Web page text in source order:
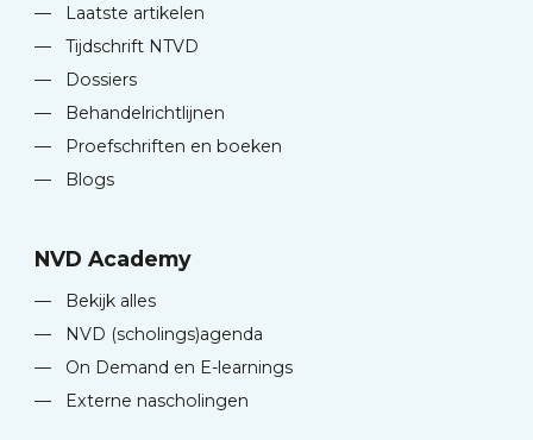
—
Laatste artikelen
—
Tijdschrift NTVD
—
Dossiers
—
Behandelrichtlijnen
—
Proefschriften en boeken
—
Blogs
NVD Academy
—
Bekijk alles
—
NVD (scholings)agenda
—
On Demand en E-learnings
—
Externe nascholingen